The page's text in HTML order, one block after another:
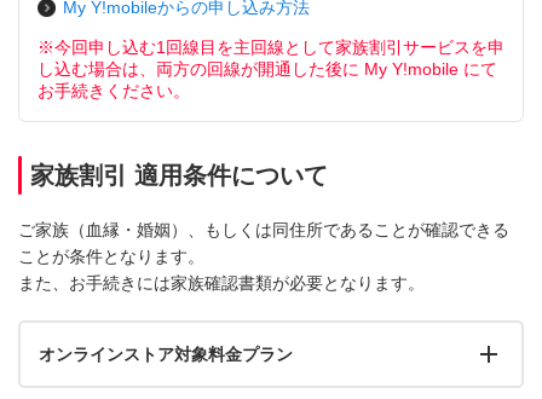
My Y!mobileからの申し込み方法
※今回申し込む1回線目を主回線として家族割引サービスを申
し込む場合は、両方の回線が開通した後に My Y!mobile にて
お手続きください。
家族割引 適用条件について
ご家族（血縁・婚姻）、もしくは同住所であることが確認できる
ことが条件となります。
また、お手続きには家族確認書類が必要となります。
オンラインストア対象料金プラン